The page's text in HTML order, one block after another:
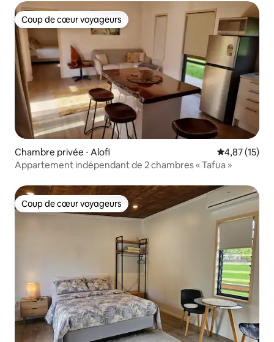
Coup de cœur voyageurs
Coup de cœur voyageurs
Chambre privée ⋅ Alofi Évaluation
4,87 (15)
Appartement indépendant de 2 chambres « Tafua »
Coup de cœur voyageurs
Coup de cœur voyageurs